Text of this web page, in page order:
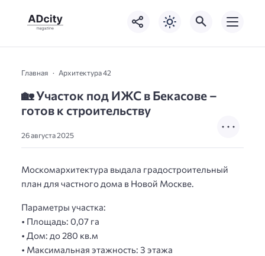
Главная Архитектура 42
🏡 Участок под ИЖС в Бекасове –
готов к строительству
26 августа 2025
Москомархитектура выдала градостроительный
план для частного дома в Новой Москве.
Параметры участка:
• Площадь: 0,07 га
• Дом: до 280 кв.м
• Максимальная этажность: 3 этажа